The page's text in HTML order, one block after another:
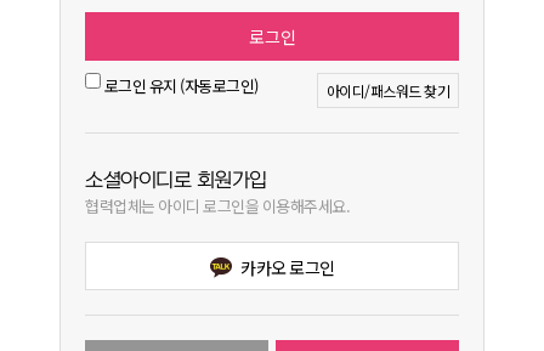
로그인 유지 (자동로그인) 아이디/패스워드 찾기
소셜아이디로 회원가입
협력업체는 아이디 로그인을 이용해주세요.
카카오 로그인